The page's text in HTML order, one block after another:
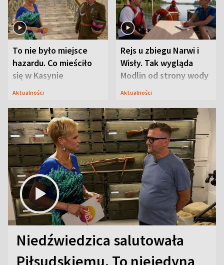
To nie było miejsce
hazardu. Co mieściło
się w Kasynie
Oficerskim?
Aktualności
Rejs u zbiegu Narwi i
Wisły. Tak wygląda
Modlin od strony wody
Aktualności
Niedźwiedzica salutowała
Piłsudskiemu. To niejedyna